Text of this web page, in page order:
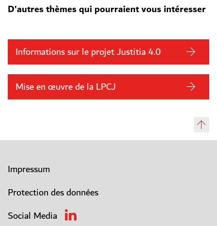
D'autres thèmes qui pourraient vous intéresser
Informations sur le projet Justitia 4.0
Mise en œuvre de la LPCJ
Impressum
Protection des données
Social Media